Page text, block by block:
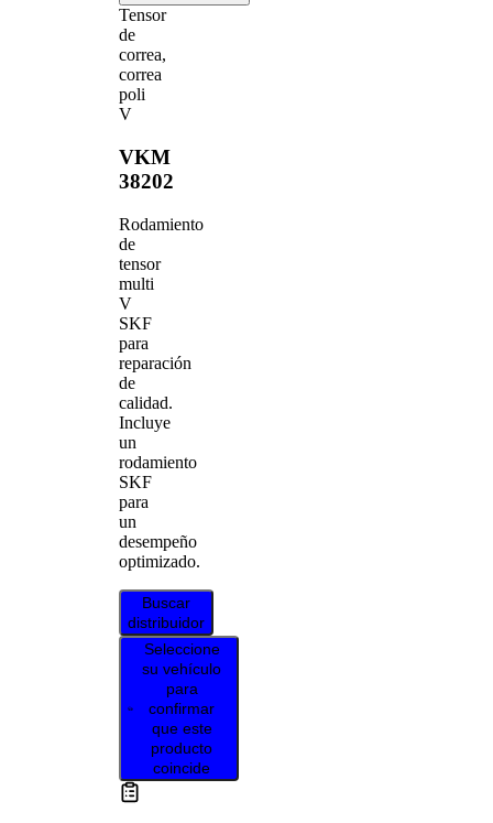
Tensor
de
correa,
correa
poli
V
VKM
38202
Rodamiento
de
tensor
multi
V
SKF
para
reparación
de
calidad.
Incluye
un
rodamiento
SKF
para
un
desempeño
optimizado.
Buscar
distribuidor
Seleccione
su vehículo
para
confirmar
que este
producto
coincide